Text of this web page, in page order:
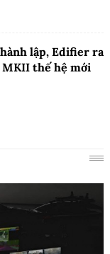
lập, Edifier ra
MKII thế hệ mới